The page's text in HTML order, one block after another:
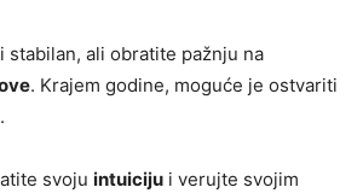
stabilan, ali obratite pažnju na
. Krajem godine, moguće je ostvariti
svoju intuiciju i verujte svojim